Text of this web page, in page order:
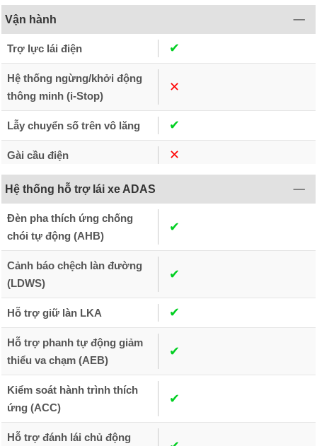
Vận hành
Trợ lực lái điện ✔︎
Hệ thống ngừng/khởi động
thông minh (i-Stop)
✕︎
Lẫy chuyển số trên vô lăng ✔︎
Gài cầu điện ✕︎
Hệ thống hỗ trợ lái xe ADAS
Đèn pha thích ứng chống
chói tự động (AHB)
✔︎
Cảnh báo chệch làn đường
(LDWS)
✔︎
Hỗ trợ giữ làn LKA ✔︎
Hỗ trợ phanh tự động giảm
thiểu va chạm (AEB)
✔︎
Kiểm soát hành trình thích
ứng (ACC)
✔︎
Hỗ trợ đánh lái chủ động